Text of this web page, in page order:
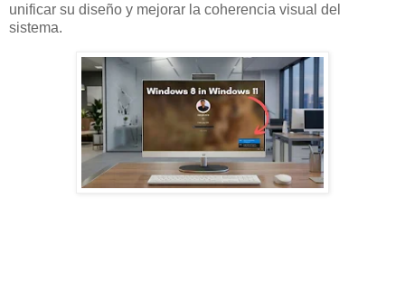
unificar su diseño y mejorar la coherencia visual del
sistema.